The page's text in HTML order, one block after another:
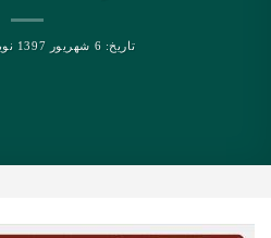
تاریخ: 6 شهریور 1397